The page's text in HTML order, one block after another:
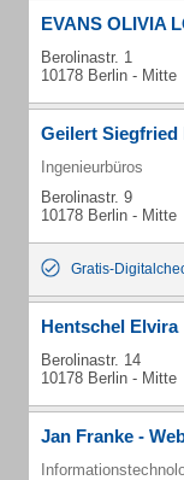
EVANS OLIVIA
Berolinastr. 1
10178 Berlin - Mitte
Geilert Siegfried
Ingenieurbüros
Berolinastr. 9
10178 Berlin - Mitte
Gratis-
Hentschel Elvira
Berolinastr. 14
10178 Berlin - Mitte
Jan Franke -